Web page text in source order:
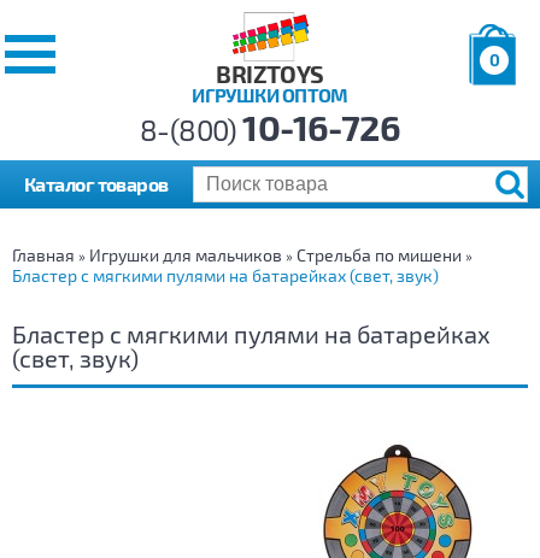
BRIZTOYS
ИГРУШКИ ОПТОМ
0
р.
8-(800)10-16-726
Каталог товаров
Главная » Игрушки для мальчиков » Стрельба по мишени »
Бластер с мягкими пулями на батарейках (свет, звук)
Бластер с мягкими пулями на батарейках
(свет, звук)